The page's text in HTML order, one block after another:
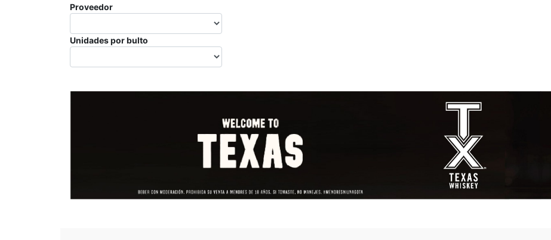
Proveedor
Unidades por bulto